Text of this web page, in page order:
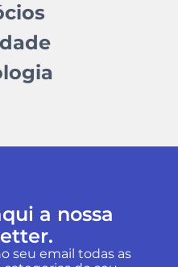
a nossa
seu email todas as